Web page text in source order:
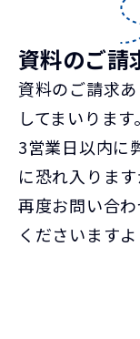
資料のご請
資料のご請求
してまいります。
3営業日以内に
に恐れ入りま
再度お問い合
くださいます